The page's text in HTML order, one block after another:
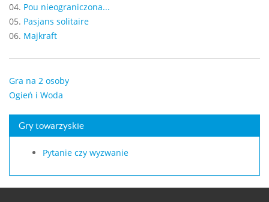
04. Pou nieograniczona...
05. Pasjans solitaire
06. Majkraft
Gra na 2 osoby
Ogień i Woda
Gry towarzyskie
Pytanie czy wyzwanie